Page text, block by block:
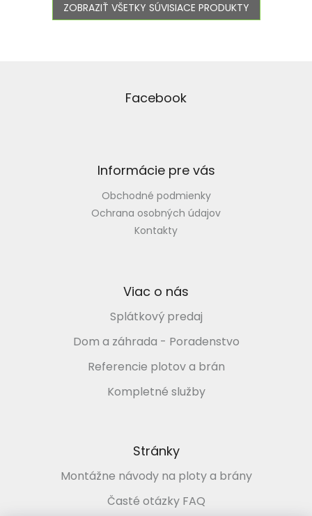
ZOBRAZIŤ VŠETKY SÚVISIACE PRODUKTY
Facebook
Informácie pre vás
Obchodné podmienky
Ochrana osobných údajov
Kontakty
Viac o nás
Splátkový predaj
Dom a záhrada - Poradenstvo
Referencie plotov a brán
Kompletné služby
Stránky
Montážne návody na ploty a brány
Časté otázky FAQ